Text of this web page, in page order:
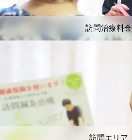
訪問治療料金
訪問エリア